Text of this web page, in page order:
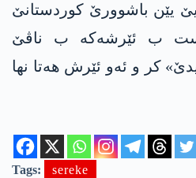
یێن باشوورێ کوردستانێ
ب ئێرشەکە ب ناڤێ
کر و ئەو ئێرش هەتا نها
Tags: sereke